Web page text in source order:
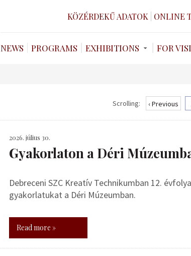
KÖZÉRDEKŰ ADATOK ONLINE
NEWS PROGRAMS EXHIBITIONS FOR
Scrolling: ‹ Previous
2026. július 30.
Gyakorlaton a Déri
Debreceni SZC Kreatív Technikumban 12.
gyakorlatukat a Déri Múzeumban.
Read more »